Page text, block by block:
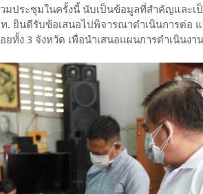
มประชุมในครั้งนี้ นับเป็นข้อมูลที่สำคัญและเ
ยินดีรับข้อเสนอไปพิจารณาดำเนินการต่อ แ
ทั้ง 3 จังหวัด เพื่อนำเสนอแผนการดำเนินง